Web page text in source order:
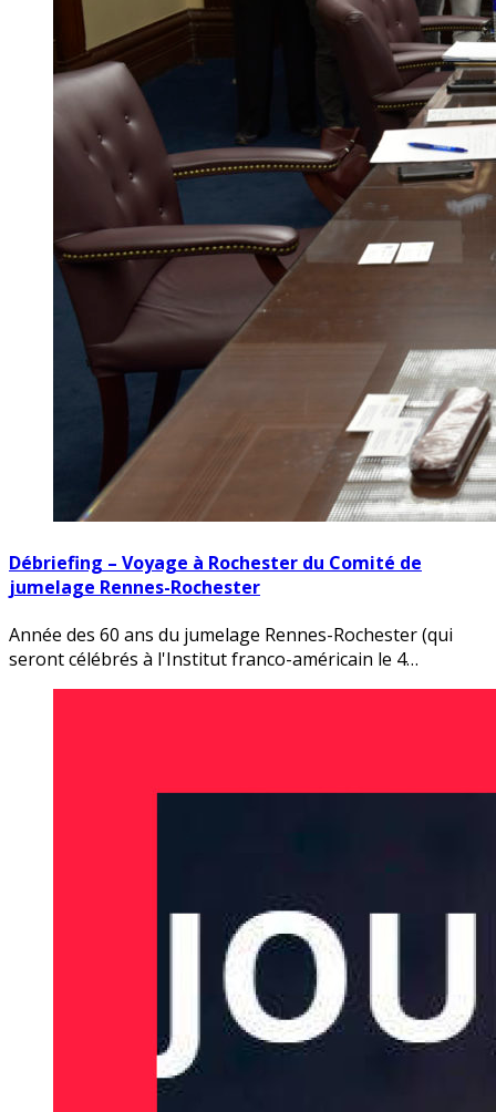
Débriefing – Voyage à Rochester du Comité de
jumelage Rennes-Rochester
Année des 60 ans du jumelage Rennes-Rochester (qui
seront célébrés à l'Institut franco-américain le 4…